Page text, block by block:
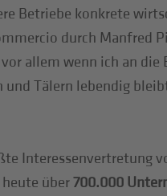
Betriebe konkrete
durch Manfred
allem wenn ich an
Tälern lebendig
Interessenvertretung
über700.000